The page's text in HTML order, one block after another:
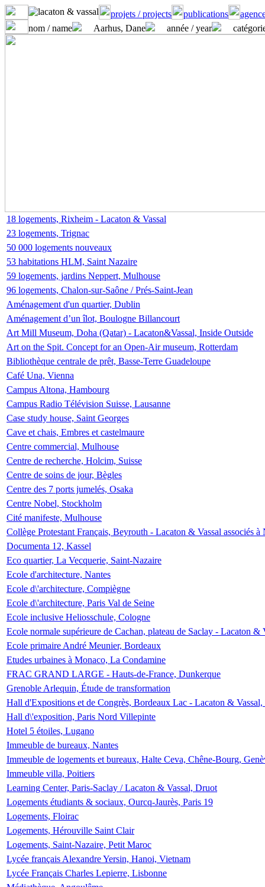
projets / projects publications
nom / name
Aarhus, Dane année / year
18 logements, Rixheim - Lacaton & Vassal
23 logements, Trignac
50 000 logements nouveaux
53 habitations HLM, Saint Nazaire
59 logements, jardins Neppert, Mulhouse
96 logements, Chalon-sur-Saône / Prés-Saint-Jean
Aménagement d'un quartier, Dublin
Aménagement d’un îlot, Boulogne Billancourt
Art Mill Museum, Doha (Qatar) - Lacaton&Vassal, Inside Outside
Art on the Spit. Concept for an Open-Air museum, Rotterdam
Bibliothèque centrale de prêt, Basse-Terre Guadeloupe
Café Una, Vienna
Campus Altona, Hambourg
Campus Radio Télévision Suisse, Lausanne
Case study house, Saint Georges
Cave et chais, Embres et castelmaure
Centre commercial, Mulhouse
Centre de recherche, Holcim, Suisse
Centre de soins de jour, Bègles
Centre des 7 ports jumelés, Osaka
Centre Nobel, Stockholm
Cité manifeste, Mulhouse
Collège Protestant Français, Beyrouth - Lacaton & Vassal associés
Documenta 12, Kassel
Eco quartier, La Vecquerie, Saint-Nazaire
Ecole d'architecture, Nantes
Ecole d\'architecture, Compiègne
Ecole d\'architecture, Paris Val de Seine
Ecole inclusive Heliosschule, Cologne
Ecole normale supérieure de Cachan, plateau de Saclay - Lacaton &
Ecole primaire André Meunier, Bordeaux
Etudes urbaines à Monaco, La Condamine
FRAC GRAND LARGE - Hauts-de-France, Dunkerque
Grenoble Arlequin, Étude de transformation
Hall d'Expositions et de Congrès, Bordeaux Lac - Lacaton &
Hall d\'exposition, Paris Nord Villepinte
Hotel 5 étoiles, Lugano
Immeuble de bureaux, Nantes
Immeuble de logements et bureaux, Halte Ceva, Chêne-Bourg,
Immeuble villa, Poitiers
Learning Center, Paris-Saclay / Lacaton & Vassal, Druot
Logements étudiants & sociaux, Ourcq-Jaurès, Paris 19
Logements, Floirac
Logements, Hérouville Saint Clair
Logements, Saint-Nazaire, Petit Maroc
Lycée français Alexandre Yersin, Hanoi, Vietnam
Lycée Français Charles Lepierre, Lisbonne